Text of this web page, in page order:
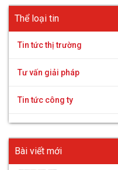
Thể loại tin
Tin tức thị trường
Tư vấn giải pháp
Tin tức công ty
Bài viết mới